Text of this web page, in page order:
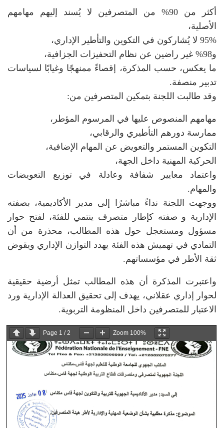
أكثر من 90% من المتصرفين لا يُسند إليهم مهامهم
الأصلية،
95% لا يُشاركون في التكوين والتأطير الإداري،
و98% غير راضين عن نظام التحفيزات الجزافية،
ما يعكس، حسب المذكرة، إقصاءً ممنهجًا وغيابًا لسياسات
تدبير منصفة.
وقد طالبت اللجنة بتمكين المتصرفين من:
مهامهم المنصوص عليها في المرسوم المؤطر،
ممارسة دورهم التأطيري والرقابي،
التكوين المستمر والتعويض عن المهام الإضافية،
الحركية المهنية داخل الجهة،
واعتماد معايير شفافة وعادلة في توزيع التعويضات
والمهام.
ووجهت اللجنة نداءً مباشرًا إلى مدير الأكاديمية، بصفته
الإدارية و صفته كإطار متصرف ينتمي للفئة، لفتح حوار
مسؤول ومستعجل حول هذه المطالب، محذرة من أن
التمادي في تهميش هذه الفئة يهدد التوازن الإداري ويقوض
ثقة الأطر في مؤسساتهم.
واعتبرت المذكرة أن هذه المطالب تمثل أرضية حقيقية
لحوار إداري عقلاني، يهدف إلى تحقيق العدالة الإدارية ورد
الاعتبار للمتصرفين داخل المنظومة التربوية.
Page 1 /2 Zoom 100%